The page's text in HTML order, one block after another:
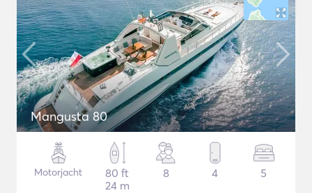
Mangusta 80
Motorjacht
80 ft
24 m
8 4 5